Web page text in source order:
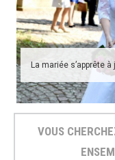
La mariée s’apprête
VOUS